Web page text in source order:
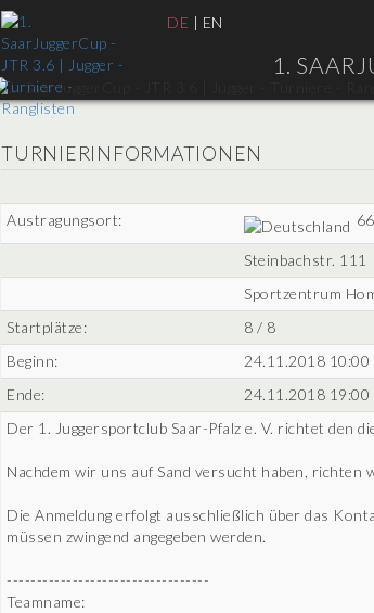
DE | EN
1.
TURNIERINFORMATIONEN
Austragungsort:
Steinbachstr. 111
Sportzentrum
Startplätze:
8 / 8
Beginn:
24.11.2018 10:00
Ende:
24.11.2018 19:00
Der 1. Juggersportclub Saar-Pfalz e. V. richtet den
Nachdem wir uns auf Sand versucht haben,
Die Anmeldung erfolgt ausschließlich über das
müssen zwingend angegeben werden.
----------------------------------
Teamname: